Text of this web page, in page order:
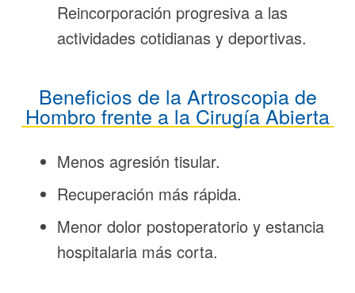
Reincorporación progresiva a las
actividades cotidianas y deportivas.
Beneficios de la Artroscopia de
Hombro frente a la Cirugía Abierta
Menos agresión tisular.
Recuperación más rápida.
Menor dolor postoperatorio y estancia
hospitalaria más corta.